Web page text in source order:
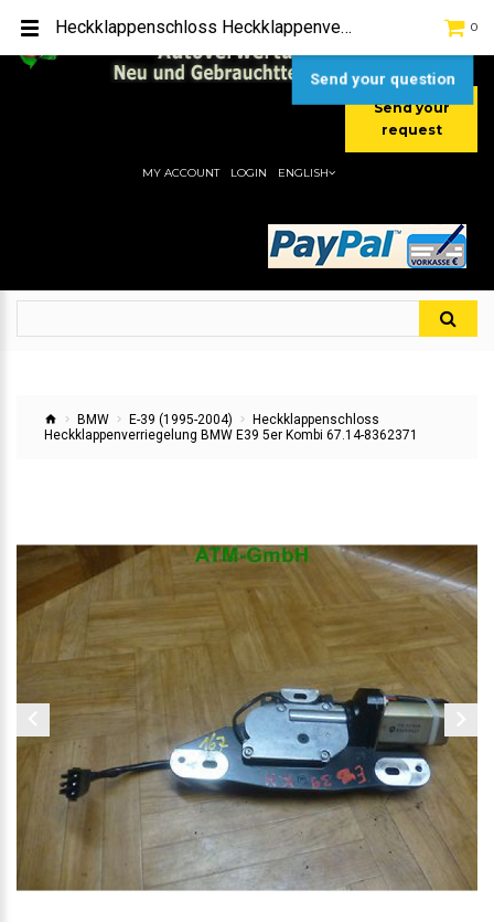
[+49] (0) 2232-5205
[+49] (0) 177 / 4080033
Send your
request
0
MY ACCOUNT LOGIN ENGLISH
BMW E-39 (1995-2004)
Heckklappenschloss
Heckklappenverriegelung BMW E39 5er Kombi 67.14-8362371
Heckklappenschloss Heckklappenverriegelung BMW E39 5er Kombi 67.14-8362371
Send your question